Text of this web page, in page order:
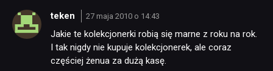
teken 27 maja 2010 o 14:43
Jakie te kolekcjonerki robią się marne z roku na rok.
I tak nigdy nie kupuje kolekcjonerek, ale coraz
częściej żenua za dużą kasę.